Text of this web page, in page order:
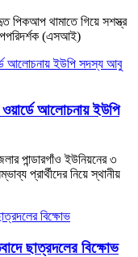
পিকআপ থামাতে গিয়ে সশস্ত্র
(এসআই)
ওয়ার্ডে আলোচনায় ইউপি
পান্ডারগাঁও ইউনিয়নের ৩
প্রার্থীদের নিয়ে স্থানীয়
ছাত্রদলের বিক্ষোভ